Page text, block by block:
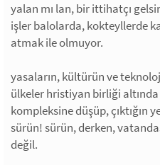
yalan mı lan, bir ittihatçı
işler balolarda, kokteyllerde
atmak ile olmuyor.
yasaların, kültürün ve
ülkeler hristiyan birliği altında
kompleksine düşüp, çıktığın
sürün! sürün, derken,
değil.